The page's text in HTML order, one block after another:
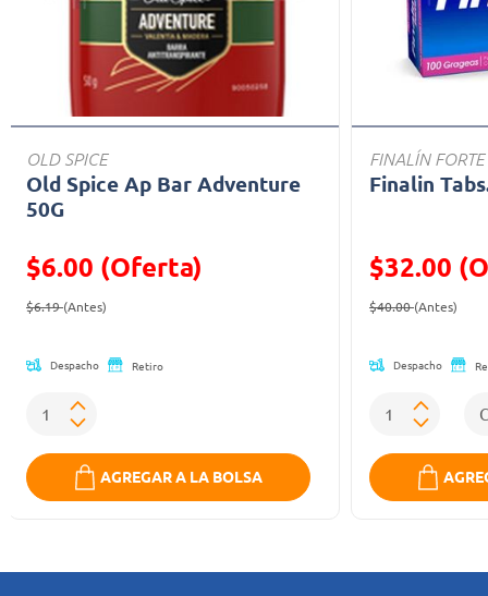
OLD SPICE
Old Spice Ap Bar Adventure
50G
$6.00 (Oferta)
Precio reducido de
$6.19(Antes)
Despacho Retiro
AGREGAR A LA BOLSA
FINALÍN FORTE
Finalin
$32.00
Precio
$40.00(Antes)
Despacho